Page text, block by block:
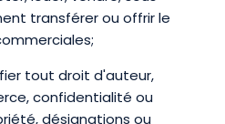
transférer ou offrir le
tout droit d'auteur,
confidentialité ou
désignations ou